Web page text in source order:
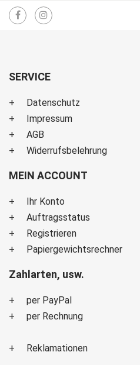
SERVICE
Datenschutz
Impressum
AGB
Widerrufsbelehrung
MEIN ACCOUNT
Ihr Konto
Auftragsstatus
Registrieren
Papiergewichtsrechner
Zahlarten, usw.
per PayPal
per Rechnung
Reklamationen